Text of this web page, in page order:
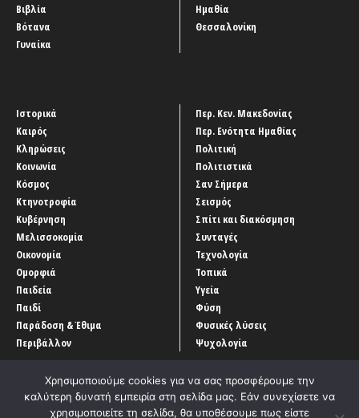
Βιβλία
Βότανα
Γυναίκα
Ημαθία
Θεσσαλονίκη
Ιστορικά
Καιρός
Κληρώσεις
Κοινωνία
Κόσμος
Κτηνοτροφία
Κυβέρνηση
Μελισσοκομία
Οικονομία
Ομορφιά
Παιδεία
Παιδί
Παράδοση & Έθιμα
Περιβάλλον
Περ. Κεν. Μακεδονίας
Περ. Ενότητα Ημαθίας
Πολιτική
Πολιτιστικά
Σαν Σήμερα
Σεισμός
Σπίτι και διακόσμηση
Συνταγές
Τεχνολογία
Τοπικά
Υγεία
Φύση
Φυσικές λύσεις
Ψυχολογία
Χρησιμοποιούμε cookies για να σας προσφέρουμε την
καλύτερη δυνατή εμπειρία στη σελίδα μας. Εάν συνεχίσετε να
χρησιμοποιείτε τη σελίδα, θα υποθέσουμε πως είστε